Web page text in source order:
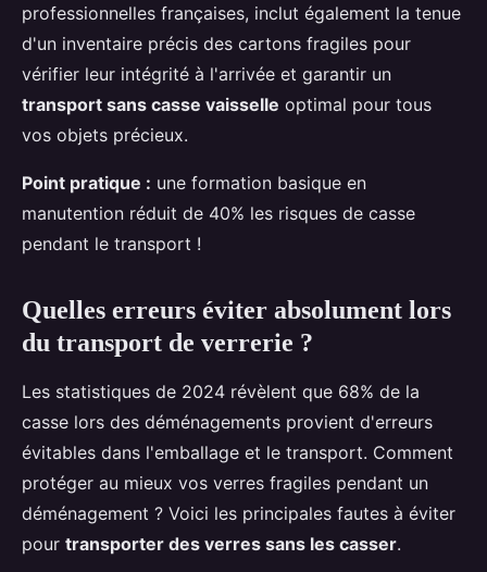
professionnelles françaises, inclut également la tenue
d'un inventaire précis des cartons fragiles pour
vérifier leur intégrité à l'arrivée et garantir un
transport sans casse vaisselle optimal pour tous
vos objets précieux.
Point pratique : une formation basique en
manutention réduit de 40% les risques de casse
pendant le transport !
Quelles erreurs éviter absolument lors
du transport de verrerie ?
Les statistiques de 2024 révèlent que 68% de la
casse lors des déménagements provient d'erreurs
évitables dans l'emballage et le transport. Comment
protéger au mieux vos verres fragiles pendant un
déménagement ? Voici les principales fautes à éviter
pour transporter des verres sans les casser.